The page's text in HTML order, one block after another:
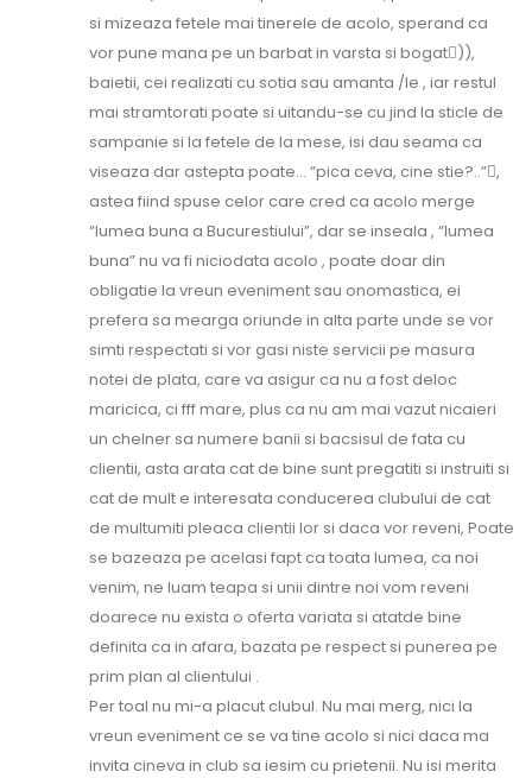
si mizeaza fetele mai tinerele de acolo, sperand ca
vor pune mana pe un barbat in varsta si bogat)),
baietii, cei realizati cu sotia sau amanta /le , iar restul
mai stramtorati poate si uitandu-se cu jind la sticle de
sampanie si la fetele de la mese, isi dau seama ca
viseaza dar astepta poate… “pica ceva, cine stie?..”,
astea fiind spuse celor care cred ca acolo merge
“lumea buna a Bucurestiului”, dar se inseala , “lumea
buna” nu va fi niciodata acolo , poate doar din
obligatie la vreun eveniment sau onomastica, ei
prefera sa mearga oriunde in alta parte unde se vor
simti respectati si vor gasi niste servicii pe masura
notei de plata, care va asigur ca nu a fost deloc
maricica, ci fff mare, plus ca nu am mai vazut nicaieri
un chelner sa numere banii si bacsisul de fata cu
clientii, asta arata cat de bine sunt pregatiti si instruiti si
cat de mult e interesata conducerea clubului de cat
de multumiti pleaca clientii lor si daca vor reveni, Poate
se bazeaza pe acelasi fapt ca toata lumea, ca noi
venim, ne luam teapa si unii dintre noi vom reveni
doarece nu exista o oferta variata si atatde bine
definita ca in afara, bazata pe respect si punerea pe
prim plan al clientului .
Per toal nu mi-a placut clubul. Nu mai merg, nici la
vreun eveniment ce se va tine acolo si nici daca ma
invita cineva in club sa iesim cu prietenii. Nu isi merita